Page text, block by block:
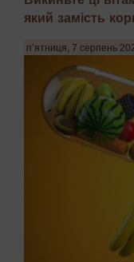
зростання
головного мозку
що мікроскопічні
надійн...
який замість
п’ятниця, 7 серпень